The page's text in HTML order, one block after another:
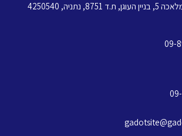
משרדי מטה: המלאכה 5, בניין העוגן, ת.ד 8751, נתניה, 4250540